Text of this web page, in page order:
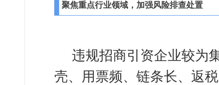
聚焦重点行业领域，加强风险排查处置
违规招商引资企业较为
壳、用票频、链条长、返